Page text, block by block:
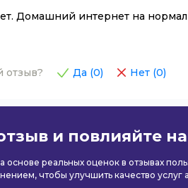
Домашний интернет на
отзыв? Да (0) Нет (0)
и повлияйте
основе реальных оценок в отзывах
чтобы улучшить качество услуг